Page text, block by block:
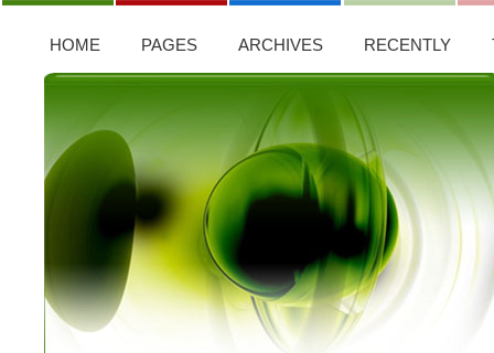
HOME PAGES ARCHIVES RECENTLY